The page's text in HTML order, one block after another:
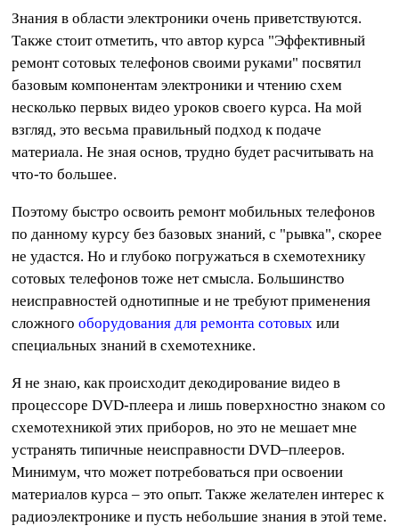
Знания в области электроники очень приветствуются.
Также стоит отметить, что автор курса "Эффективный
ремонт сотовых телефонов своими руками" посвятил
базовым компонентам электроники и чтению схем
несколько первых видео уроков своего курса. На мой
взгляд, это весьма правильный подход к подаче
материала. Не зная основ, трудно будет расчитывать на
что-то большее.
Поэтому быстро освоить ремонт мобильных телефонов
по данному курсу без базовых знаний, с "рывка", скорее
не удастся. Но и глубоко погружаться в схемотехнику
сотовых телефонов тоже нет смысла. Большинство
неисправностей однотипные и не требуют применения
сложногооборудования для ремонта сотовых или
специальных знаний в схемотехнике.
Я не знаю, как происходит декодирование видео в
процессоре DVD-плеера и лишь поверхностно знаком со
схемотехникой этих приборов, но это не мешает мне
устранять типичные неисправности DVD–плееров.
Минимум, что может потребоваться при освоении
материалов курса – это опыт. Также желателен интерес к
радиоэлектронике и пусть небольшие знания в этой теме.